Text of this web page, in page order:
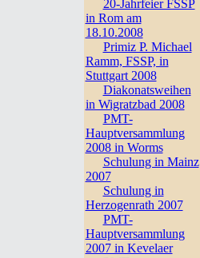
20-Jahrfeier FSSP
in Rom am
18.10.2008
Primiz P. Michael
Ramm, FSSP, in
Stuttgart 2008
Diakonatsweihen
in Wigratzbad 2008
PMT-
Hauptversammlung
2008 in Worms
Schulung in Mainz
2007
Schulung in
Herzogenrath 2007
PMT-
Hauptversammlung
2007 in Kevelaer